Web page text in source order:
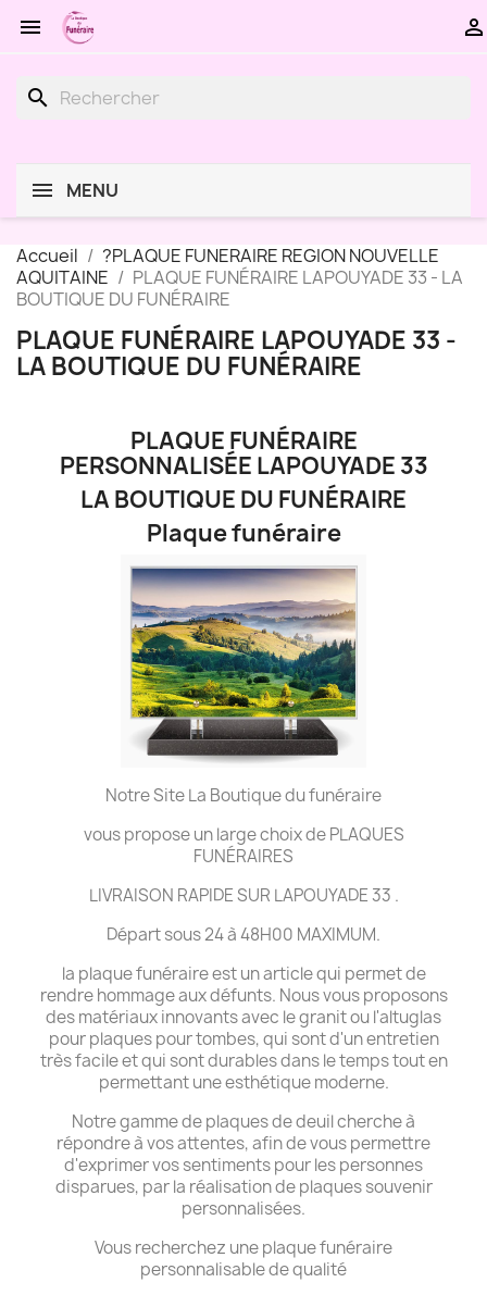
 
search
MENU
Accueil
?PLAQUE FUNERAIRE REGION NOUVELLE
AQUITAINE
PLAQUE FUNÉRAIRE LAPOUYADE 33 - LA
BOUTIQUE DU FUNÉRAIRE
PLAQUE FUNÉRAIRE LAPOUYADE 33 -
LA BOUTIQUE DU FUNÉRAIRE
PLAQUE FUNÉRAIRE
PERSONNALISÉE LAPOUYADE 33
LA BOUTIQUE DU FUNÉRAIRE
Plaque funéraire
Notre Site La Boutique du funéraire
vous propose un large choix de PLAQUES
FUNÉRAIRES
LIVRAISON RAPIDE SUR LAPOUYADE 33 .
Départ sous 24 à 48H00 MAXIMUM.
la plaque funéraire est un article qui permet de
rendre hommage aux défunts. Nous vous proposons
des matériaux innovants avec le granit ou l'altuglas
pour plaques pour tombes, qui sont d'un entretien
très facile et qui sont durables dans le temps tout en
permettant une esthétique moderne.
Notre gamme de plaques de deuil cherche à
répondre à vos attentes, afin de vous permettre
d'exprimer vos sentiments pour les personnes
disparues, par la réalisation de plaques souvenir
personnalisées.
Vous recherchez une plaque funéraire
personnalisable de qualité